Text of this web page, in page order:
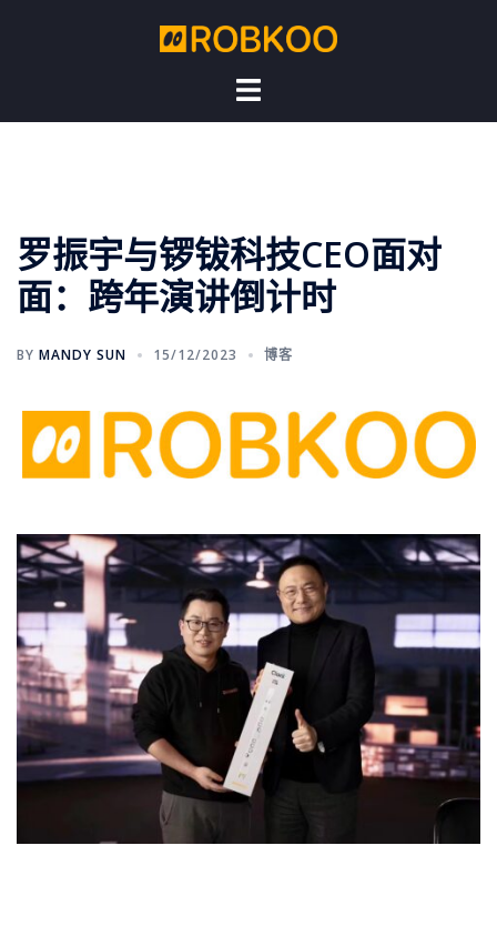
罗振宇与锣钹科技CEO面对
面：跨年演讲倒计时
BY MANDY SUN 15/12/2023 博客